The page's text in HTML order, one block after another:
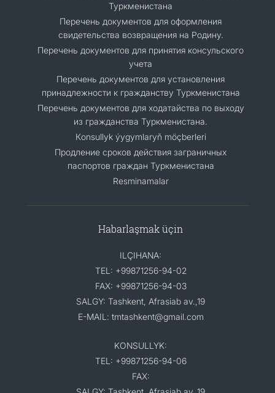
Туркменистана
Перечень документов для оформления
свидетельства возвращения на Родину.
Перечень документов для принятия консульского
учета
Перечень документов для установления
принадлежности к гражданству Туркменистана
Перечень документов для ходатайства по выходу
из гражданства Туркменистана.
Кonsullyk ýygymlaryň möçberleri
Продление сроков действия заграничных
паспортов граждан Туркменистана
Resminamalar
Habarlaşmak üçin
ILÇIHANA:
TEL: +99871256-94-02
FAX: +99871256-94-03
SALGY: Tashkent, Afrasiab av.,19
E-MAIL: tmtashkent@gmail.com
KONSULLYK:
TEL: +99871256-94-06
FAX: